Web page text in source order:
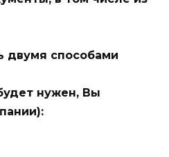
двумя способами
нужен, Вы